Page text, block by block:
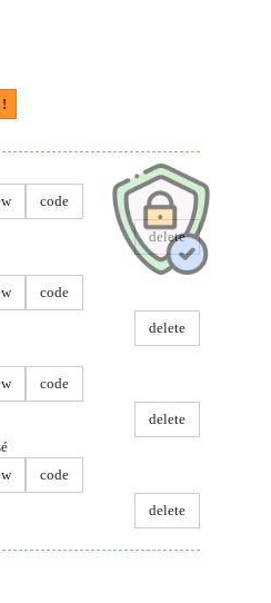
code
delete
code
delete
code
delete
code
delete